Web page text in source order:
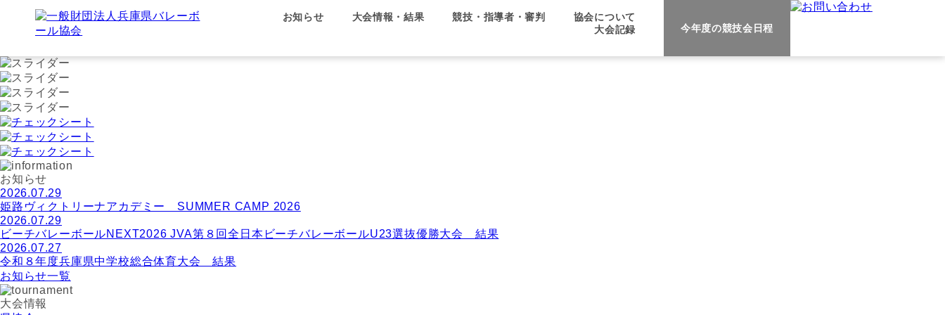
お知らせ 大会情報・結果 競技・指導者・審判
協会について
大会記録
今年度の競技会日程
お知らせ
2026.07.29
姫路ヴィクトリーナアカデミー SUMMER CAMP 2026
2026.07.29
ビーチバレーボールNEXT2026 JVA第８回全日本ビーチバレーボールU23選抜優勝大会 結果
2026.07.27
令和８年度兵庫県中学校総合体育大会 結果
お知らせ一覧
大会情報